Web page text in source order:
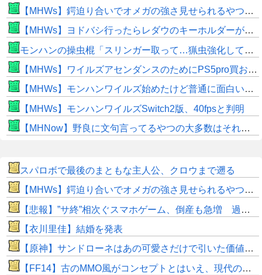
【MHWs】鍔迫り合いでオメガの強さ見せられるやつ一番すき
【MHWs】ヨドバシ行ったらレダウのキーホルダーが100円で売ってて草
モンハンの操虫棍「スリンガー取って…猟虫強化して…エキス取って… よし、戦うぞ」←これ
【MHWs】ワイルズアセンダンスのためにPS5pro買おうとしたら転売価格ばかりじゃねーか
【MHWs】モンハンワイルズ始めたけど普通に面白いじゃん
【MHWs】モンハンワイルズSwitch2版、40fpsと判明
【MHNow】野良に文句言ってるやつの大多数はそれしてないだけの雑魚だから聞く耳持つだけムダよ
スパロボで最後のまともな主人公、クロウまで遡る
【MHWs】鍔迫り合いでオメガの強さ見せられるやつ一番すき
【悲報】”サ終”相次ぐスマホゲーム、倒産も急増 過去最多ペースで推移
【衣川里佳】結婚を発表
【原神】サンドローネはあの可愛さだけで引いた価値ある！
【FF14】古のMMO風がコンセプトとはいえ、現代の環境に「アクセ極低ドロ率」は合っていないのでは？と話題に